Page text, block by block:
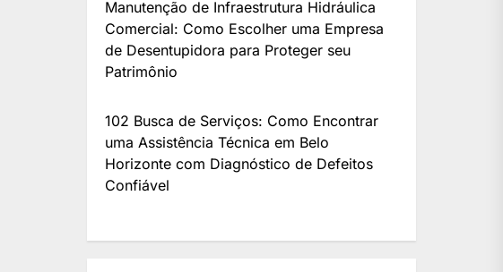
Manutenção de Infraestrutura Hidráulica
Comercial: Como Escolher uma Empresa
de Desentupidora para Proteger seu
Patrimônio
102 Busca de Serviços: Como Encontrar
uma Assistência Técnica em Belo
Horizonte com Diagnóstico de Defeitos
Confiável